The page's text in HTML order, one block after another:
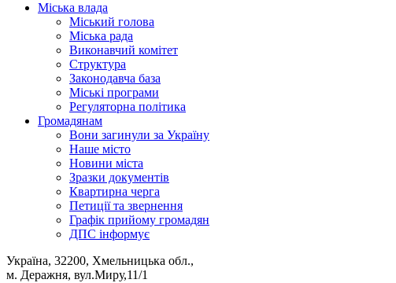
Міська влада
Міський голова
Міська рада
Виконавчий комітет
Структура
Законодавча база
Міські програми
Регуляторна політика
Громадянам
Вони загинули за Україну
Наше місто
Новини міста
Зразки документів
Квартирна черга
Петиції та звернення
Графік прийому громадян
ДПС інформує
Україна, 32200, Хмельницька обл.,
м. Деражня, вул.Миру,11/1